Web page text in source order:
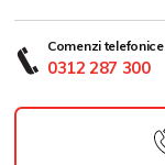
Comenzi telefonice
0312 287 300